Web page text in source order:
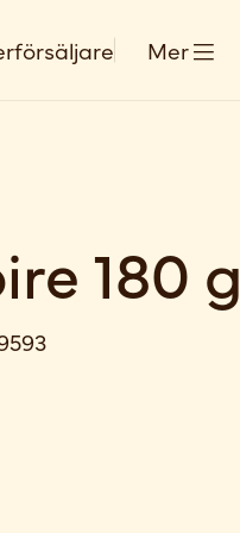
Mer
180 g